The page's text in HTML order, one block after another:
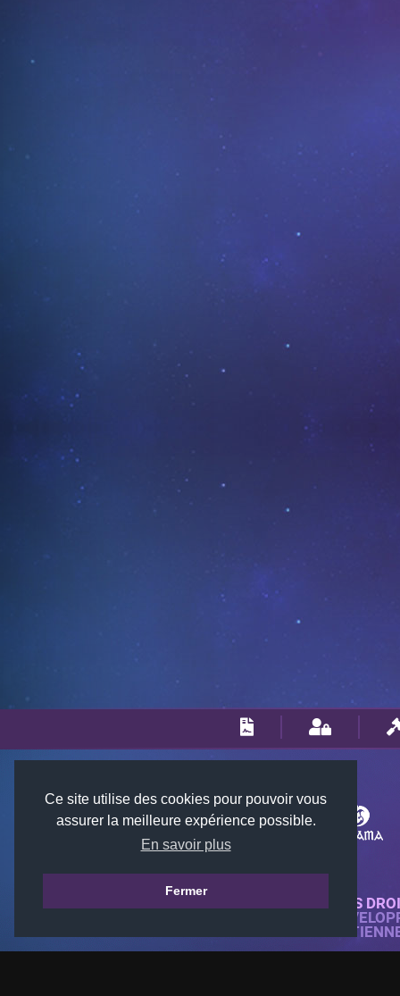
Ce site utilise des cookies pour pouvoir vous
assurer la meilleure expérience possible.
En savoir plus
Fermer
© 2018-2026 KTARENA. TOUS
SITE WEB ENTIÈREMENT
TOUTES LES IMAGES